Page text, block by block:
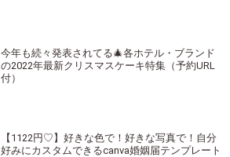
今年も続々発表されてる🎄各ホテル・ブランド
の2022年最新クリスマスケーキ特集（予約URL
付）
【1122円♡】好きな色で！好きな写真で！自分
好みにカスタムできるcanva婚姻届テンプレート